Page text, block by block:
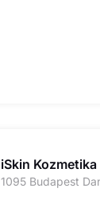
iSkin Kozmetika
1095 Budapest